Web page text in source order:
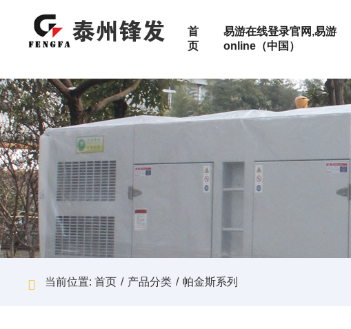
首
页
易游在线登录官网,易游
online（中国）
关于锋发 荣誉证书
产品服务范围
按功率范围
50-100KW
100-300KW
300-500KW
特殊定制
移动式电站
集装箱式发电机组
高压机组 静音机组
移动式电站
数据中心
矿山
配件 定制化服务
售后服务
当前位置: 首页 / 产品分类 / 帕金斯系列